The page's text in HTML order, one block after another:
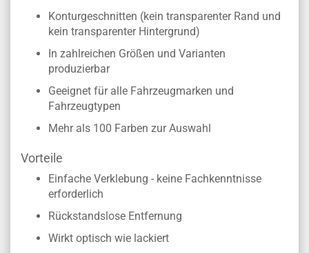
Konturgeschnitten (kein transparenter Rand und
kein transparenter Hintergrund)
In zahlreichen Größen und Varianten
produzierbar
Geeignet für alle Fahrzeugmarken und
Fahrzeugtypen
Mehr als 100 Farben zur Auswahl
Vorteile
Einfache Verklebung - keine Fachkenntnisse
erforderlich
Rückstandslose Entfernung
Wirkt optisch wie lackiert